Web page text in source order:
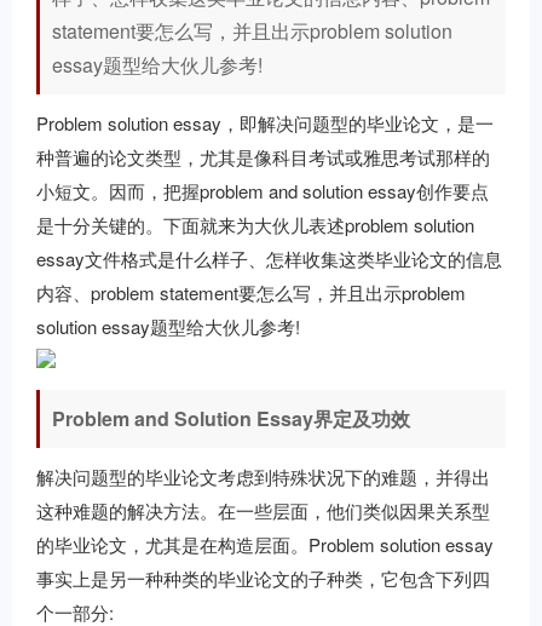
statement要怎么写，并且出示problem solution
essay题型给大伙儿参考!
Problem solution essay，即解决问题型的毕业论文，是一
种普遍的论文类型，尤其是像科目考试或雅思考试那样的
小短文。因而，把握problem and solution essay创作要点
是十分关键的。下面就来为大伙儿表述problem solution
essay文件格式是什么样子、怎样收集这类毕业论文的信息
内容、problem statement要怎么写，并且出示problem
solution essay题型给大伙儿参考!
Problem and Solution Essay界定及功效
解决问题型的毕业论文考虑到特殊状况下的难题，并得出
这种难题的解决方法。在一些层面，他们类似因果关系型
的毕业论文，尤其是在构造层面。Problem solution essay
事实上是另一种种类的毕业论文的子种类，它包含下列四
个一部分: